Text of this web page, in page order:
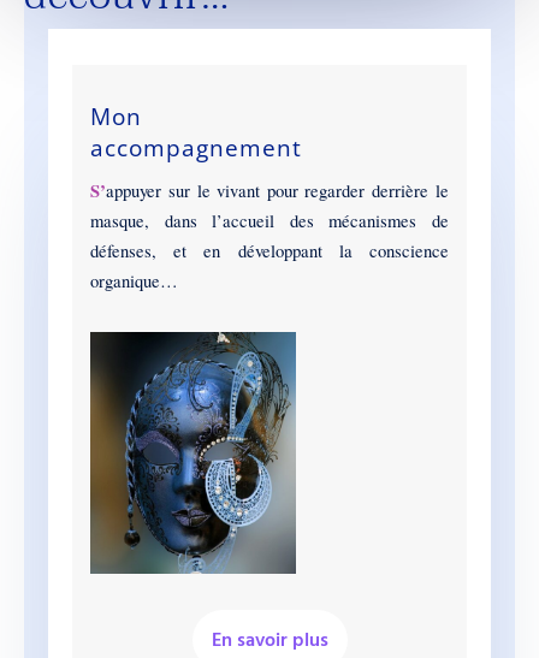
Mon
accompagnement
S’appuyer sur le vivant pour regarder derrière le
masque, dans l’accueil des mécanismes de
défenses, et en développant la conscience
organique…
En savoir plus